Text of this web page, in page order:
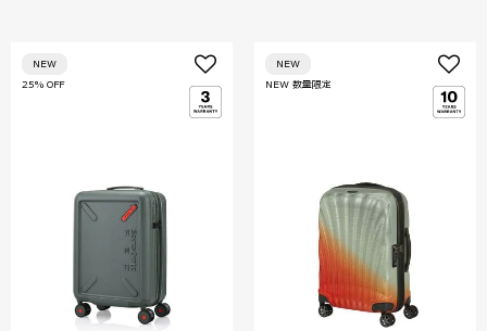
25% OFF
NEW
NEW 数量限定
NEW